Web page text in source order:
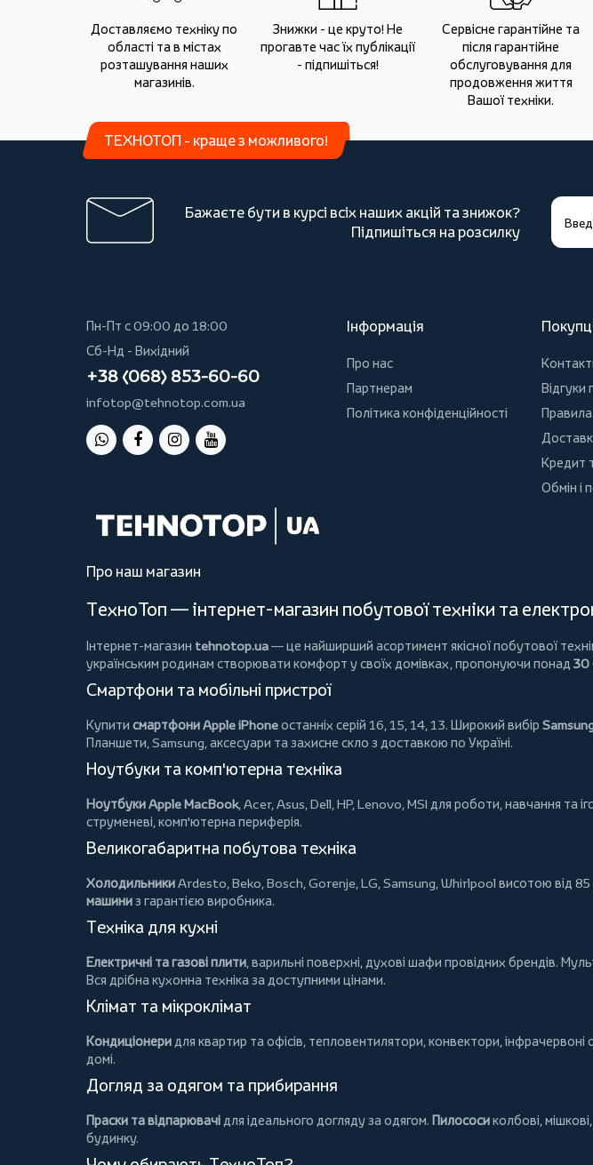
Доставляємо техніку по
області та в містах
розташування наших
магазинів.
Знижки - це круто! Не
прогавте час їх публікації
- підпишіться!
Сервісне гарантійне та
після гарантійне
обслуговування для
продовження життя
Вашої техніки.
ТЕХНОТОП - краще з можливого!
Бажаєте бути в курсі всіх наших акцій та знижок?
Підпишіться на розсилку
Пн-Пт с 09:00 до 18:00
Сб-Нд - Вихідний
+38 (068) 853-60-60
infotop@tehnotop.com.ua
Інформація
Про нас
Партнерам
Політика конфіденційності
Відгуки
Кредит
Обмін і
Про наш магазин
ТехноТоп — інтернет-магазин побутової техніки та
Інтернет-магазин tehnotop.ua— це найширший асортимент якісної побутової
українським родинам створювати комфорт у своїх домівках, пропонуючи понад 30
Смартфони та мобільні пристрої
Купити смартфони Apple iPhoneостанніх серій 16, 15, 14, 13. Широкий вибір
Планшети, Samsung, аксесуари тазахисне скло з доставкою по Україні.
Ноутбуки та комп'ютерна техніка
Ноутбуки Apple MacBook,Acer,Asus,Dell,HP,Lenovo,MSI для роботи, навчання та
струменеві, комп'ютерна периферія.
Великогабаритна побутова техніка
ХолодильникиArdesto,Beko,Bosch,Gorenje,LG,Samsung,Whirlpool висотою від
машиниз гарантією виробника.
Техніка для кухні
Електричні та газові плити, варильні поверхні, духові шафи провідних брендів.
Вся дрібна кухонна техніка за доступними цінами.
Клімат та мікроклімат
Кондиціонеридля квартир та офісів, тепловентилятори,конвектори,інфрачервоні
домі.
Догляд за одягом та прибирання
Праски та відпарювачідля ідеального догляду за одягом. Пилососиколбові,мішкові,
будинку.